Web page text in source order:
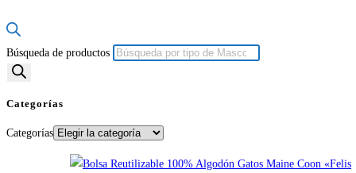
Búsqueda de productos
Categorías
Categorías